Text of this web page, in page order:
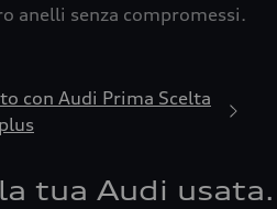
anelli senza compromessi.
con Audi Prima Scelta
tua Audi usata.